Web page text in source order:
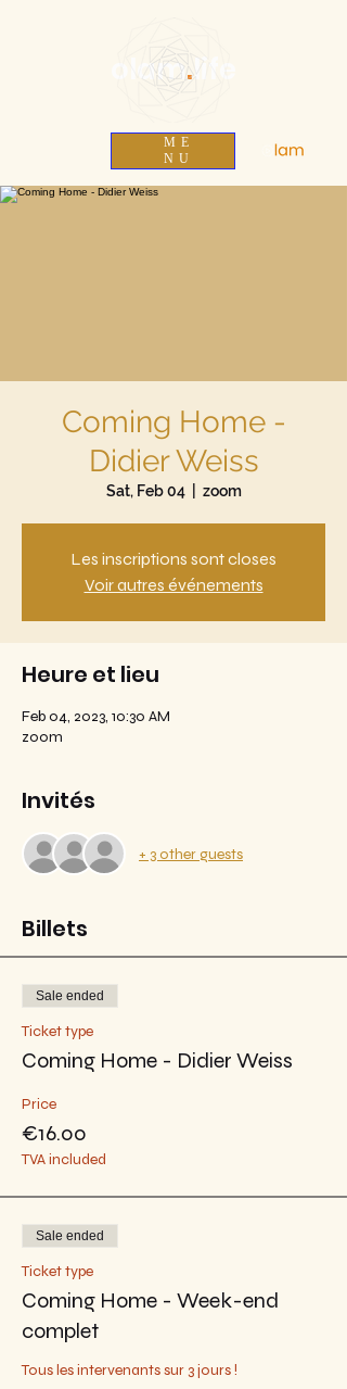
ME
NU
olam.life
Coming Home -
Didier Weiss
Sat, Feb 04
  |
zoom
Les inscriptions sont closes
Voir autres événements
Heure et lieu
Feb 04, 2023, 10:30 AM
zoom
Invités
+ 3 other guests
Billets
Sale ended
Ticket type
Coming Home - Didier Weiss
Price
€16.00
TVA included
Sale ended
Ticket type
Coming Home - Week-end
complet
Tous les intervenants sur 3 jours !